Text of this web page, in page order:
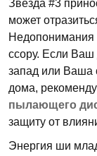
Звезда #3
может
Недопонимания
ссору. Если Ваш
запад или Ваша
дома,
пылающего
защиту от
Энергия ши